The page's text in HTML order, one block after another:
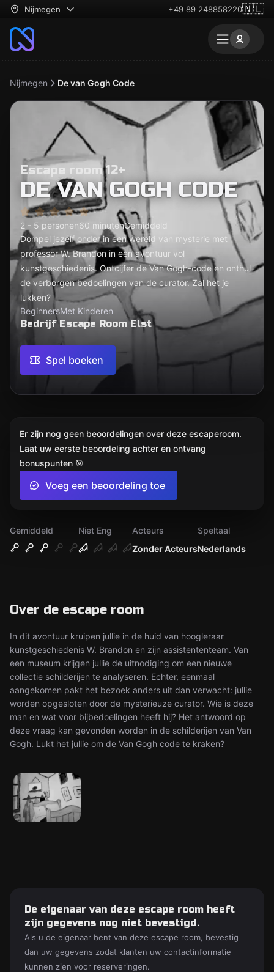
Nijmegen +49 89 248858220🇳🇱
Nijmegen De van Gogh Code
Escape room 12+
DE VAN GOGH CODE
2 - 5 personen60 minutenGemiddeld
Dompel jezelf onder in een wereld van mysterie met
professor W. Brandon in een avontuur vol
kunstgeschiedenis. Ontcijfer de Van Gogh-code en onthul
de verborgen bedoelingen van de curator. Zal het je
lukken?
BeginnersMet Kinderen
Bedrijf Escape Room Elst
Spel boeken
Gemiddeld
Niet Eng
Zonder Acteurs
Acteurs
Nederlands
Speltaal
Over de escape room
In dit avontuur kruipen jullie in de huid van hoogleraar
kunstgeschiedenis W. Brandon en zijn assistententeam. Van
een museum krijgen jullie de uitnodiging om een nieuwe
collectie schilderijen te analyseren. Echter, eenmaal
aangekomen pakt het bezoek anders uit dan verwacht: jullie
worden opgesloten door de mysterieuze curator. Wie is deze
man en wat voor bijbedoelingen heeft hij? Het antwoord op
deze vraag kan gevonden worden in de schilderijen van Van
Gogh. Lukt het jullie om de Van Gogh code te kraken?
Er zijn nog geen beoordelingen over deze escaperoom.
Laat uw eerste beoordeling achter en ontvang
bonuspunten 🎯
Voeg een beoordeling toe
De eigenaar van deze escape room heeft
zijn gegevens nog niet bevestigd.
Als u de eigenaar bent van deze escape room, bevestig
dan uw gegevens zodat klanten uw contactinformatie
kunnen zien voor reserveringen.